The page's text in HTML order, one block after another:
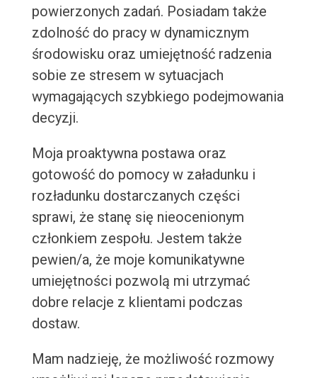
powierzonych zadań. Posiadam także
zdolność do pracy w dynamicznym
środowisku oraz umiejętność radzenia
sobie ze stresem w sytuacjach
wymagających szybkiego podejmowania
decyzji.
Moja proaktywna postawa oraz
gotowość do pomocy w załadunku i
rozładunku dostarczanych części
sprawi, że stanę się nieocenionym
członkiem zespołu. Jestem także
pewien/a, że moje komunikatywne
umiejętności pozwolą mi utrzymać
dobre relacje z klientami podczas
dostaw.
Mam nadzieję, że możliwość rozmowy